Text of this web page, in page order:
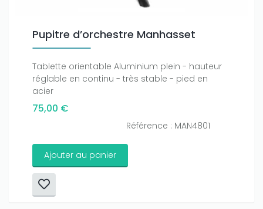
Pupitre d’orchestre Manhasset
Tablette orientable Aluminium plein - hauteur
réglable en continu - très stable - pied en
acier
75,00 €
Référence : MAN4801
Ajouter au panier